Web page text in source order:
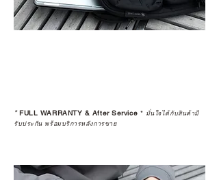
*FULL WARRANTY & After Service * มั่นใจได้กับสินค้ามี
รับประกัน พร้อมบริการหลังการขาย